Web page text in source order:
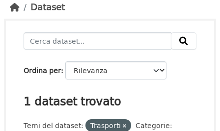
Dataset
Ordina per
1 dataset trovato
Temi del dataset: Trasporti
Categorie: